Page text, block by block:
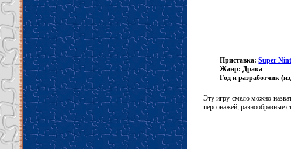
Приставка:Super
Жанр: Драка
Год и разработчик
Эту игру смело можно
персонажей, разнообразные